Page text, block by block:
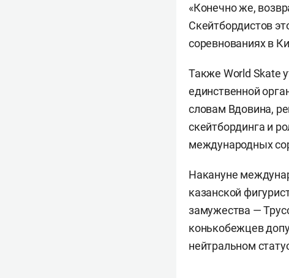
«Конечно же,
Скейтбордистов
соревнованиях в
Также World Skate
единственной
словам Вдовина,
скейтбординга и
международных
Накануне
казанской
замужества —
конькобежцев
нейтральном